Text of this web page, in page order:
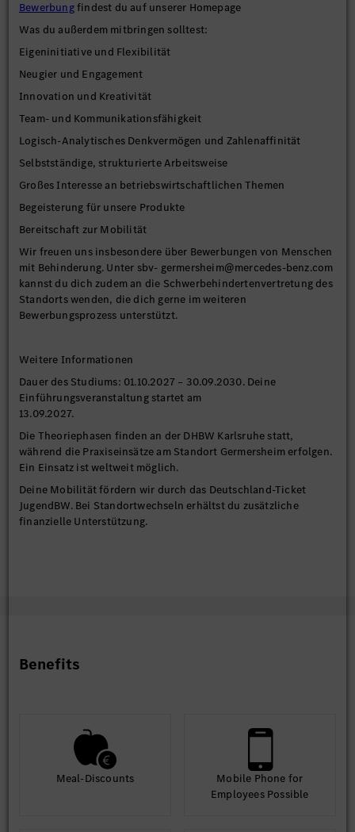
Bewerbungfindest du auf unserer Homepage
Was du außerdem mitbringen solltest:
Eigeninitiative und Flexibilität
Neugier und Engagement
Innovation und Kreativität
Team- und Kommunikationsfähigkeit
Logisch-Analytisches Denkvermögen und Zahlenaffinität
Selbstständige, strukturierte Arbeitsweise
Großes Interesse an betriebswirtschaftlichen Themen
Begeisterung für unsere Produkte
Bereitschaft zur Mobilität
Wir freuen uns insbesondere über Bewerbungen von Menschen
mit Behinderung. Unter sbv- germersheim@mercedes-benz.com
kannst du dich zudem an die Schwerbehindertenvertretung des
Standorts wenden, die dich gerne im weiteren
Bewerbungsprozess unterstützt.
Weitere Informationen
Dauer des Studiums: 01.10.2027 – 30.09.2030. Deine
Einführungsveranstaltung startet am
13.09.2027.
Die Theoriephasen finden an der DHBW Karlsruhe statt,
während die Praxiseinsätze am Standort Germersheim erfolgen.
Ein Einsatz ist weltweit möglich.
Deine Mobilität fördern wir durch das Deutschland-Ticket
JugendBW. Bei Standortwechseln erhältst du zusätzliche
finanzielle Unterstützung.
Benefits
Meal-Discounts
Mobile Phone for
Employees Possible